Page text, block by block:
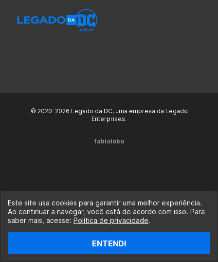
© 2020-2026 Legado da DC, uma empresa da Legado
Enterprises.
fabiolobo
Este site usa cookies para garantir uma melhor experiência.
Ao continuar a navegar, você está de acordo com isso. Para
saber mais, acesse: Política de privacidade.
ENTENDI